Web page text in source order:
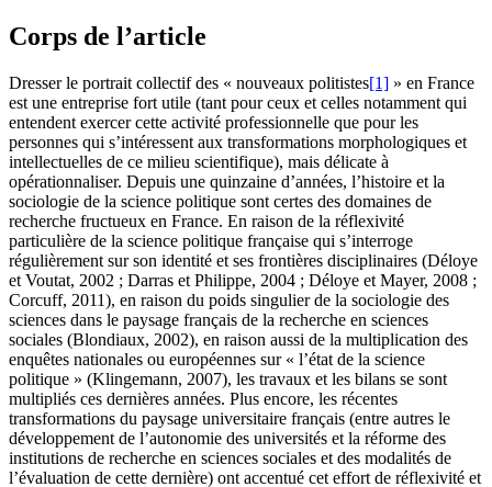
Corps de l’article
Dresser le portrait collectif des « nouveaux politistes[1] » en France
est une entreprise fort utile (tant pour ceux et celles notamment qui
entendent exercer cette activité professionnelle que pour les
personnes qui s’intéressent aux transformations morphologiques et
intellectuelles de ce milieu scientifique), mais délicate à
opérationnaliser. Depuis une quinzaine d’années, l’histoire et la
sociologie de la science politique sont certes des domaines de
recherche fructueux en France. En raison de la réflexivité
particulière de la science politique française qui s’interroge
régulièrement sur son identité et ses frontières disciplinaires (Déloye
et Voutat, 2002 ; Darras et Philippe, 2004 ; Déloye et Mayer, 2008 ;
Corcuff, 2011), en raison du poids singulier de la sociologie des
sciences dans le paysage français de la recherche en sciences
sociales (Blondiaux, 2002), en raison aussi de la multiplication des
enquêtes nationales ou européennes sur « l’état de la science
politique » (Klingemann, 2007), les travaux et les bilans se sont
multipliés ces dernières années. Plus encore, les récentes
transformations du paysage universitaire français (entre autres le
développement de l’autonomie des universités et la réforme des
institutions de recherche en sciences sociales et des modalités de
l’évaluation de cette dernière) ont accentué cet effort de réflexivité et